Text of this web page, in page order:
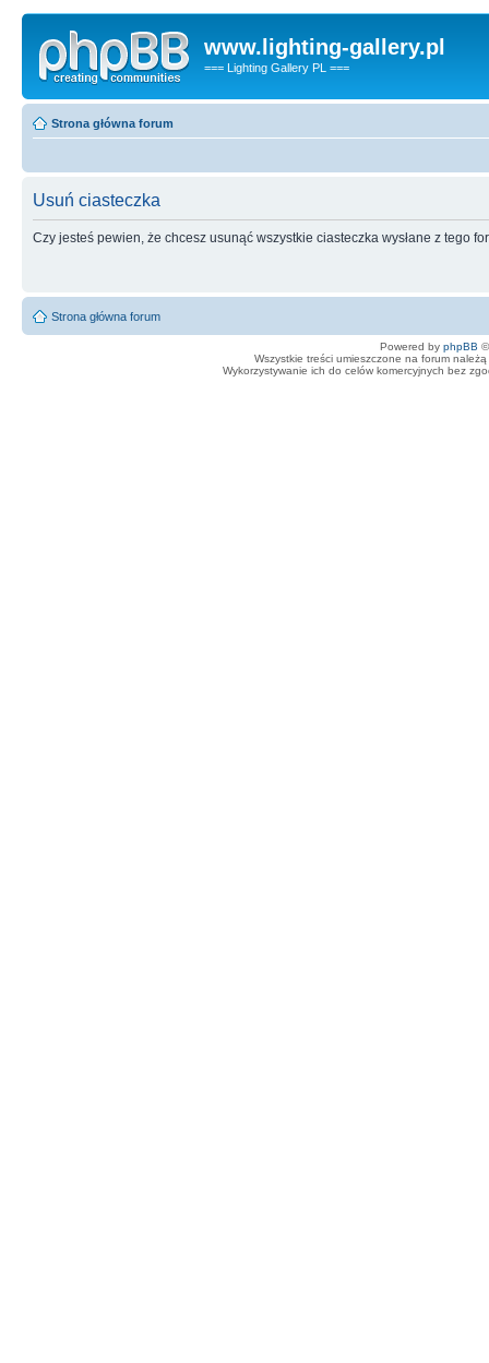
www.lighting-gallery.pl
=== Lighting Gallery PL ===
Strona główna forum
Usuń ciasteczka
Czy jesteś pewien, że chcesz usunąć wszystkie ciasteczka wysłane z tego
Strona główna forum
Powered by phpBB
Wszystkie treści umieszczone na forum
Wykorzystywanie ich do celów komercyjnych bez